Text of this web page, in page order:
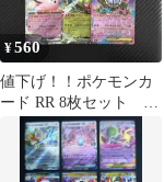
¥560
値下げ！！ポケモンカ
ード RR 8枚セット メ
ガシャンデラex